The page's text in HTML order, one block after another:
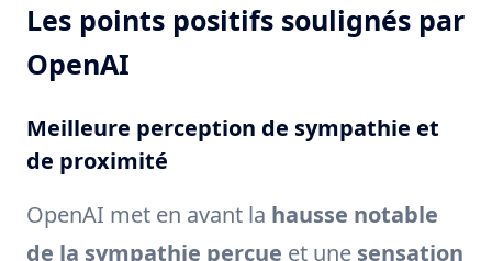
Les points positifs soulignés par
OpenAI
Meilleure perception de sympathie et
de proximité
OpenAI met en avant la hausse notable
de la sympathie perçue et une sensation